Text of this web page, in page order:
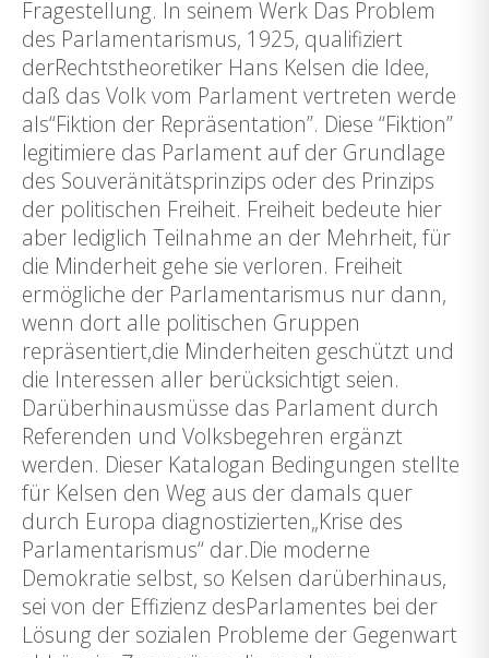
Fragestellung. In seinem Werk Das Problem
des Parlamentarismus, 1925, qualifiziert
derRechtstheoretiker Hans Kelsen die Idee,
daß das Volk vom Parlament vertreten werde
als“Fiktion der Repräsentation”. Diese “Fiktion”
legitimiere das Parlament auf der Grundlage
des Souveränitätsprinzips oder des Prinzips
der politischen Freiheit. Freiheit bedeute hier
aber lediglich Teilnahme an der Mehrheit, für
die Minderheit gehe sie verloren. Freiheit
ermögliche der Parlamentarismus nur dann,
wenn dort alle politischen Gruppen
repräsentiert,die Minderheiten geschützt und
die Interessen aller berücksichtigt seien.
Darüberhinausmüsse das Parlament durch
Referenden und Volksbegehren ergänzt
werden. Dieser Katalogan Bedingungen stellte
für Kelsen den Weg aus der damals quer
durch Europa diagnostizierten„Krise des
Parlamentarismus“ dar.Die moderne
Demokratie selbst, so Kelsen darüberhinaus,
sei von der Effizienz desParlamentes bei der
Lösung der sozialen Probleme der Gegenwart